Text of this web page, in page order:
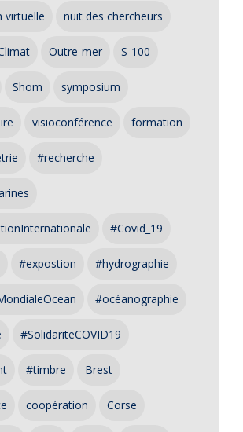
virtuelle nuit des chercheurs
Outre-mer S-100
Shom symposium
visioconférence formation
#recherche
#Covid_19
#expostion #hydrographie
#océanographie
#SolidariteCOVID19
#timbre Brest
coopération Corse